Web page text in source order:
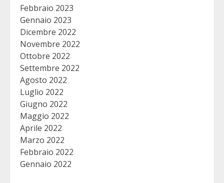
Febbraio 2023
Gennaio 2023
Dicembre 2022
Novembre 2022
Ottobre 2022
Settembre 2022
Agosto 2022
Luglio 2022
Giugno 2022
Maggio 2022
Aprile 2022
Marzo 2022
Febbraio 2022
Gennaio 2022